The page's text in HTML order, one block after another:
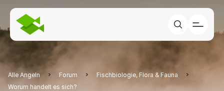
Alle Angeln Forum
Fischbiologie, Flora & Fauna
Worum handelt es sich?